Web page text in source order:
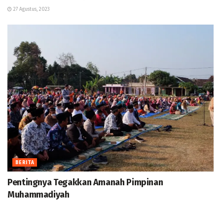
27 Agustus, 2023
BERITA
Pentingnya Tegakkan Amanah Pimpinan
Muhammadiyah